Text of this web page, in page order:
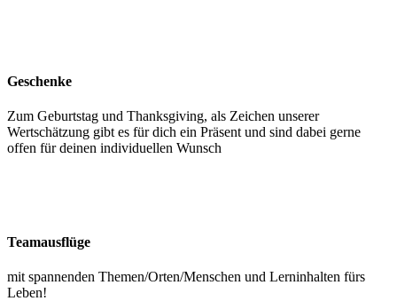
Geschenke
Zum Geburtstag und Thanksgiving, als Zeichen unserer
Wertschätzung gibt es für dich ein Präsent und sind dabei gerne
offen für deinen individuellen Wunsch
Teamausflüge
mit spannenden Themen/Orten/Menschen und Lerninhalten fürs
Leben!